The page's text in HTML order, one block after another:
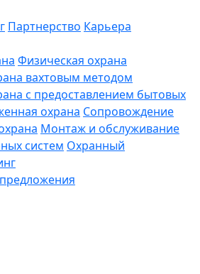
Партнерство Карьера
Физическая охрана
вахтовым методом
с предоставлением бытовых
охрана Сопровождение
Монтаж и обслуживание
систем Охранный